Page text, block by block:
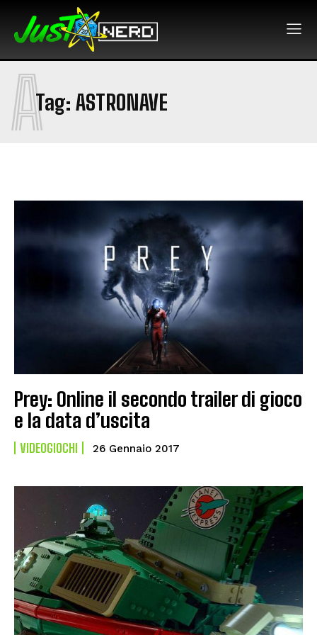
Tag: ASTRONAVE
A
Prey: Online il secondo trailer di gioco
e la data d’uscita
VIDEOGIOCHI 26 Gennaio 2017